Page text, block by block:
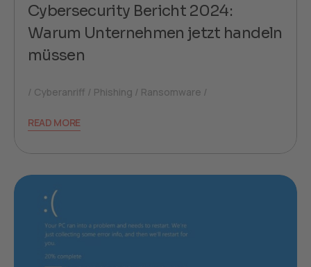
Cybersecurity Bericht 2024:
Warum Unternehmen jetzt handeln
müssen
Cyberanriff Phishing Ransomware
READ MORE